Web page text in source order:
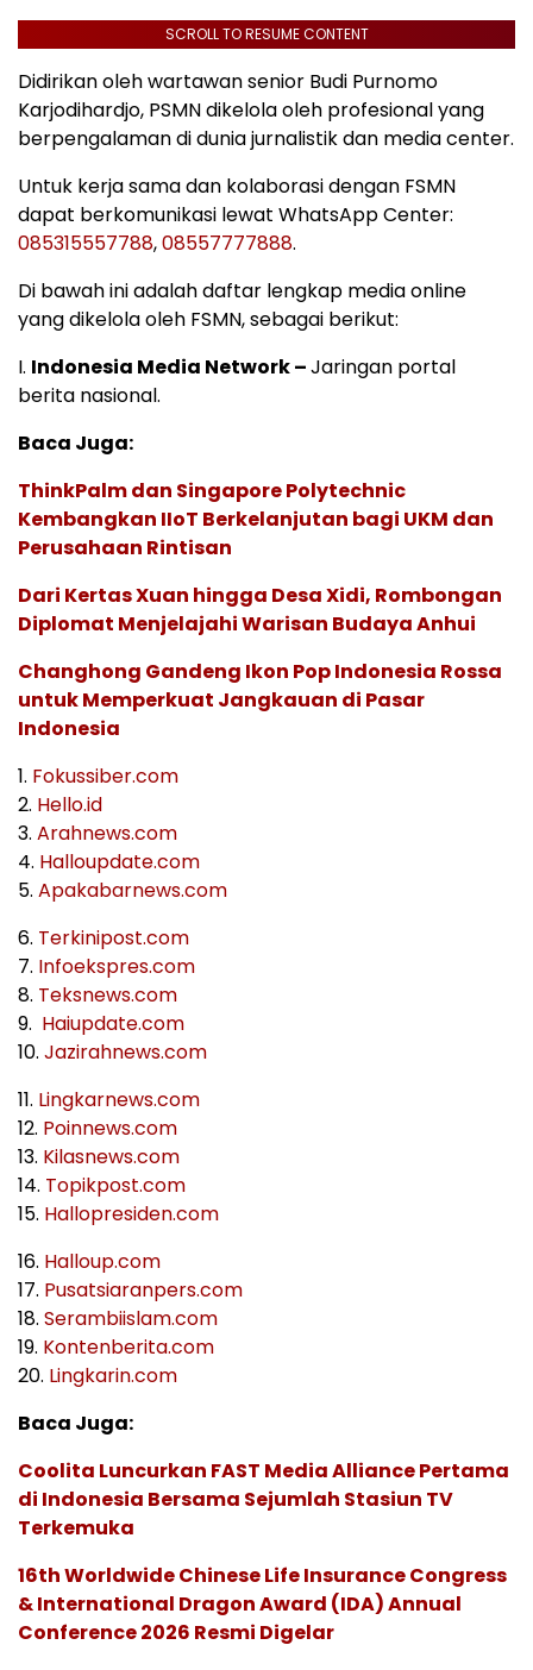
SCROLL TO RESUME CONTENT
Didirikan oleh wartawan senior Budi Purnomo
Karjodihardjo, PSMN dikelola oleh profesional yang
berpengalaman di dunia jurnalistik dan media center.
Untuk kerja sama dan kolaborasi dengan FSMN
dapat berkomunikasi lewat WhatsApp Center:
085315557788,08557777888.
Di bawah ini adalah daftar lengkap media online
yang dikelola oleh FSMN, sebagai berikut:
I. Indonesia Media Network –Jaringan portal
berita nasional.
Baca Juga:
ThinkPalm dan Singapore Polytechnic
Kembangkan IIoT Berkelanjutan bagi UKM dan
Perusahaan Rintisan
Dari Kertas Xuan hingga Desa Xidi, Rombongan
Diplomat Menjelajahi Warisan Budaya Anhui
Changhong Gandeng Ikon Pop Indonesia Rossa
untuk Memperkuat Jangkauan di Pasar
Indonesia
1. Fokussiber.com
2. Hello.id
3. Arahnews.com
4. Halloupdate.com
5. Apakabarnews.com
6. Terkinipost.com
7. Infoekspres.com
8. Teksnews.com
9. Haiupdate.com
10. Jazirahnews.com
11. Lingkarnews.com
12. Poinnews.com
13. Kilasnews.com
14. Topikpost.com
15. Hallopresiden.com
16. Halloup.com
17. Pusatsiaranpers.com
18. Serambiislam.com
19. Kontenberita.com
20. Lingkarin.com
Baca Juga:
Coolita Luncurkan FAST Media Alliance Pertama
di Indonesia Bersama Sejumlah Stasiun TV
Terkemuka
16th Worldwide Chinese Life Insurance Congress
& International Dragon Award (IDA) Annual
Conference 2026 Resmi Digelar